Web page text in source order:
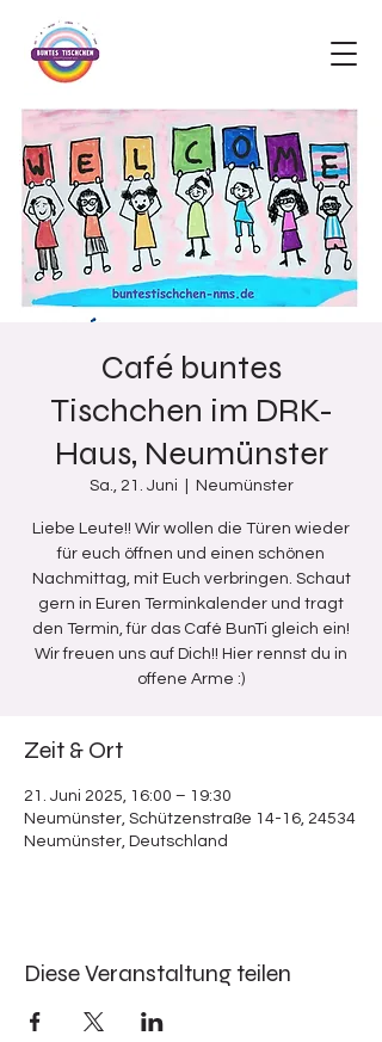
Café buntes
Tischchen im DRK-
Haus, Neumünster
Sa., 21. Juni Neumünster
Liebe Leute!! Wir wollen die Türen wieder
für euch öffnen und einen schönen
Nachmittag, mit Euch verbringen. Schaut
gern in Euren Terminkalender und tragt
den Termin, für das Café BunTi gleich ein!
Wir freuen uns auf Dich!! Hier rennst du in
offene Arme :)
Zeit & Ort
21. Juni 2025, 16:00 – 19:30
Neumünster, Schützenstraße 14-16, 24534
Neumünster, Deutschland
Diese Veranstaltung teilen